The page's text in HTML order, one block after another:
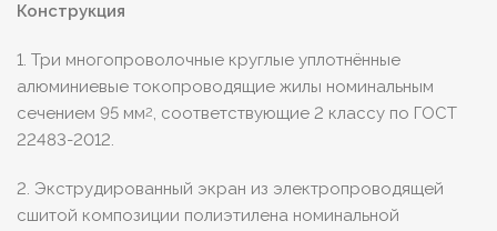
Конструкция
1. Три многопроволочные круглые уплотнённые
алюминиевые токопроводящие жилы номинальным
сечением 95 мм2, соответствующие 2 классу по ГОСТ
22483-2012.
2. Экструдированный экран из электропроводящей
сшитой композиции полиэтилена номинальной